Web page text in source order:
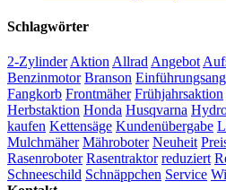
Schlagwörter
2-Zylinder Aktion Allrad Angebot
Benzinmotor Branson
Fangkorb Frontmäher Frühjahrsaktion
Herbstaktion Honda Husqvarna
kaufen Kettensäge Kundenübergabe
Mulchmäher Mähroboter Neuheit
Rasenroboter Rasentraktor reduziert
Schneeschild Schnäppchen Service